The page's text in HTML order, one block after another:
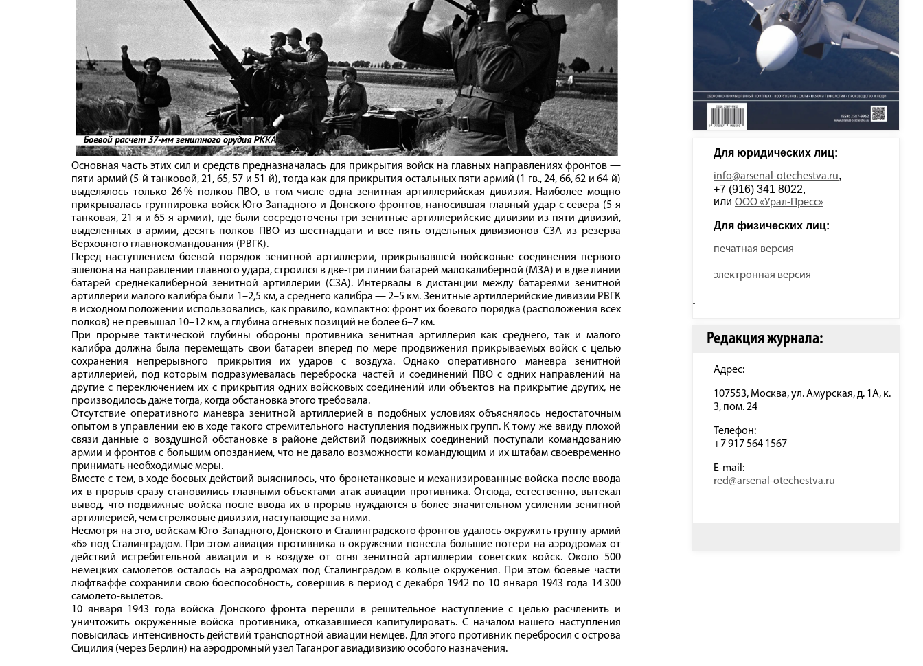
Основная часть этих сил и средств предназначалась для прикрытия войск на главных направлениях фронтов —
пяти армий (5‑й танковой, 21, 65, 57 и 51‑й), тогда как для прикрытия остальных пяти армий (1 гв., 24, 66, 62 и 64‑й)
выделялось только 26 % полков ПВО, в том числе одна зенитная артиллерийская дивизия. Наиболее мощно
прикрывалась группировка войск Юго-Западного и Донского фронтов, наносившая главный удар с севера (5‑я
танковая, 21‑я и 65‑я армии), где были сосредоточены три зенитные артиллерийские дивизии из пяти дивизий,
выделенных в армии, десять полков ПВО из шестнадцати и все пять отдельных дивизионов СЗА из резерва
Верховного главнокомандования (РВГК).
Перед наступлением боевой порядок зенитной артиллерии, прикрывавшей войсковые соединения первого
эшелона на направлении главного удара, строился в две-три линии батарей малокалиберной (МЗА) и в две линии
батарей среднекалиберной зенитной артиллерии (СЗА). Интервалы в дистанции между батареями зенитной
артиллерии малого калибра были 1–2,5 км, а среднего калибра — 2–5 км. Зенитные артиллерийские дивизии РВГК
в исходном положении использовались, как правило, компактно: фронт их боевого порядка (расположения всех
полков) не превышал 10–12 км, а глубина огневых позиций не более 6–7 км.
При прорыве тактической глубины обороны противника зенитная артиллерия как среднего, так и малого
калибра должна была перемещать свои батареи вперед по мере продвижения прикрываемых войск с целью
сохранения непрерывного прикрытия их ударов с воздуха. Однако оперативного маневра зенитной
артиллерией, под которым подразумевалась переброска частей и соединений ПВО с одних направлений на
другие с переключением их с прикрытия одних войсковых соединений или объектов на прикрытие других, не
производилось даже тогда, когда обстановка этого требовала.
Отсутствие оперативного маневра зенитной артиллерией в подобных условиях объяснялось недостаточным
опытом в управлении ею в ходе такого стремительного наступления подвижных групп. К тому же ввиду плохой
связи данные о воздушной обстановке в районе действий подвижных соединений поступали командованию
армии и фронтов с большим опозданием, что не давало возможности командующим и их штабам своевременно
принимать необходимые меры.
Вместе с тем, в ходе боевых действий выяснилось, что бронетанковые и механизированные войска после ввода
их в прорыв сразу становились главными объектами атак авиации противника. Отсюда, естественно, вытекал
вывод, что подвижные войска после ввода их в прорыв нуждаются в более значительном усилении зенитной
артиллерией, чем стрелковые дивизии, наступающие за ними.
Несмотря на это, войскам Юго-Западного, Донского и Сталинградского фронтов удалось окружить группу армий
«Б» под Сталинградом. При этом авиация противника в окружении понесла большие потери на аэродромах от
действий истребительной авиации и в воздухе от огня зенитной артиллерии советских войск. Около 500
немецких самолетов осталось на аэродромах под Сталинградом в кольце окружения. При этом боевые части
люфтваффе сохранили свою боеспособность, совершив в период с декабря 1942 по 10 января 1943 года 14 300
самолето-вылетов.
10 января 1943 года войска Донского фронта перешли в решительное наступление с целью расчленить и
уничтожить окруженные войска противника, отказавшиеся капитулировать. С началом нашего наступления
повысилась интенсивность действий транспортной авиации немцев. Для этого противник перебросил с острова
Сицилия (через Берлин) на аэродромный узел Таганрог авиадивизию особого назначения.
Для юридических лиц:
info@arsenal-otechestva.ru,
+7 (916) 341 8022,
или ООО «Урал-Пресс»
Для физических лиц:
печатная версия
электронная версия
Редакция журнала:
Адрес:
107553, Москва, ул. Амурская, д. 1А, к.
3, пом. 24
Телефон:
+7 917 564 1567
E-mail:
red@arsenal-otechestva.ru